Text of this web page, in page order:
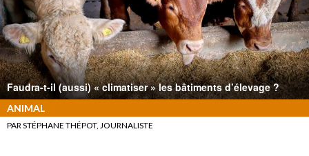
Faudra-t-il (aussi) « climatiser » les bâtiments d’élevage ?
ANIMAL
PAR STÉPHANE THÉPOT, JOURNALISTE